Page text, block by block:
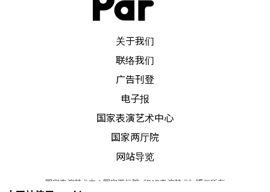
关于我们
联络我们
广告刊登
电子报
国家表演艺术中心
国家两厅院
网站导览
国家表演艺术中心国家两厅院《PAR表演艺术》版权所有